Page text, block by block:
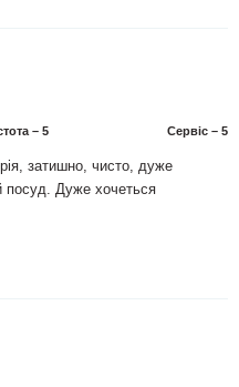
– 5 Сервіс – 5
затишно, чисто, дуже
посуд. Дуже хочеться